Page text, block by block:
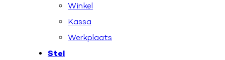
Winkel
Kassa
Werkplaats
Stel